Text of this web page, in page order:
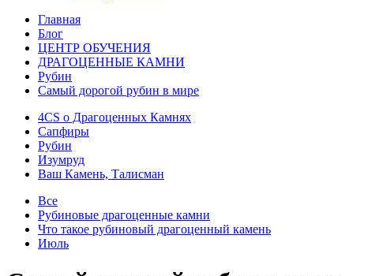
Главная
Блог
ЦЕНТР ОБУЧЕНИЯ
ДРАГОЦЕННЫЕ КАМНИ
Рубин
Самый дорогой рубин в мире
4CS о Драгоценных Камнях
Сапфиры
Рубин
Изумруд
Ваш Камень, Талисман
Все
Рубиновые драгоценные камни
Что такое рубиновый драгоценный камень
Июль